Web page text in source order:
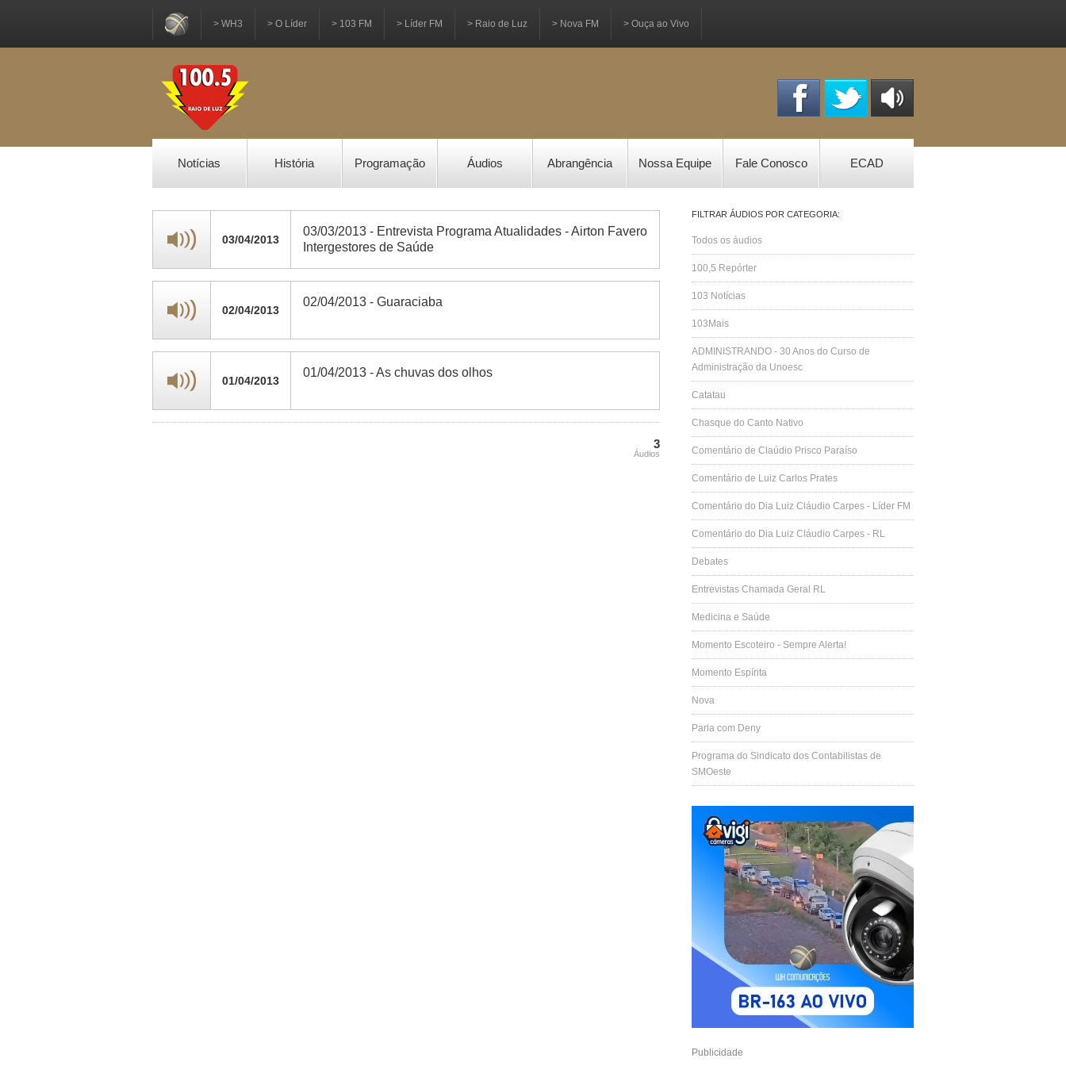
> WH3 > O Líder > 103 FM > Líder FM > Raio de Luz > Nova FM > Ouça ao Vivo
ONLINE
Notícias
História Programação Áudios Abrangência Nossa Equipe Fale Conosco ECAD
03/04/2013
03/03/2013 - Entrevista Programa Atualidades - Airton Favero
Intergestores de Saúde
02/04/2013
02/04/2013 - Guaraciaba
01/04/2013
01/04/2013 - As chuvas dos olhos
3
Áudios
FILTRAR ÁUDIOS POR CATEGORIA:
Todos os áudios
100,5 Repórter
103 Notícias
103Mais
ADMINISTRANDO - 30 Anos do Curso de
Administração da Unoesc
Catatau
Chasque do Canto Nativo
Comentário de Claúdio Prisco Paraíso
Comentário de Luiz Carlos Prates
Comentário do Dia Luiz Cláudio Carpes - Líder FM
Comentário do Dia Luiz Cláudio Carpes - RL
Debates
Entrevistas Chamada Geral RL
Medicina e Saúde
Momento Escoteiro - Sempre Alerta!
Momento Espírita
Nova
Parla com Deny
Programa do Sindicato dos Contabilistas de
SMOeste
Publicidade